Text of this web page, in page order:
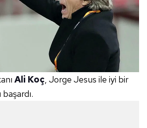
Ali Koç, Jorge Jesus ile iyi bir